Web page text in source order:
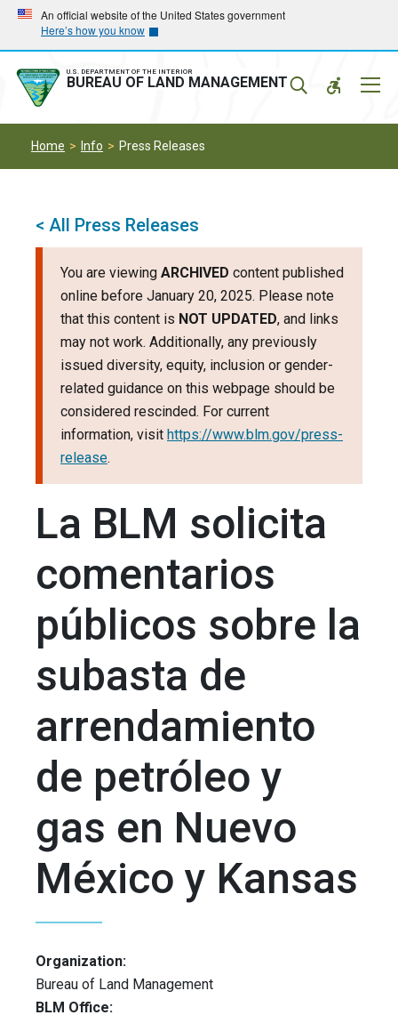
Skip
main
navigation
Skip
main
content
An official website of the United States government
Here’s how you know
U.S. DEPARTMENT OF THE INTERIOR
BUREAU OF LAND MANAGEMENT
Home Info Press Releases
< All Press Releases
You are viewing ARCHIVED content published
online before January 20, 2025. Please note
that this content is NOT UPDATED, and links
may not work. Additionally, any previously
issued diversity, equity, inclusion or gender-
related guidance on this webpage should be
considered rescinded. For current
information, visit https://www.blm.gov/press-
release.
La BLM solicita
comentarios
públicos sobre la
subasta de
arrendamiento
de petróleo y
gas en Nuevo
México y Kansas
Organization:
Bureau of Land Management
BLM Office: